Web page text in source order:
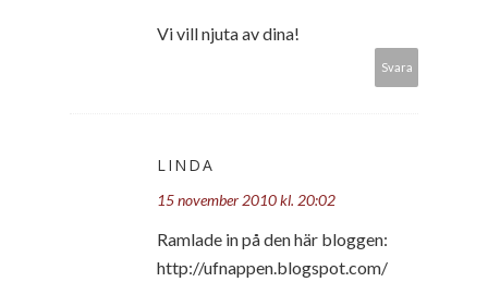
Vi vill njuta av dina!
Svara
LINDA
15 november 2010 kl. 20:02
Ramlade in på den här bloggen:
http://ufnappen.blogspot.com/